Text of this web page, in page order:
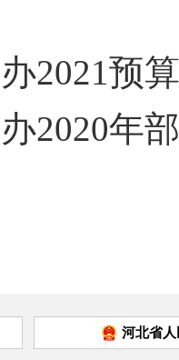
2021预
2020年